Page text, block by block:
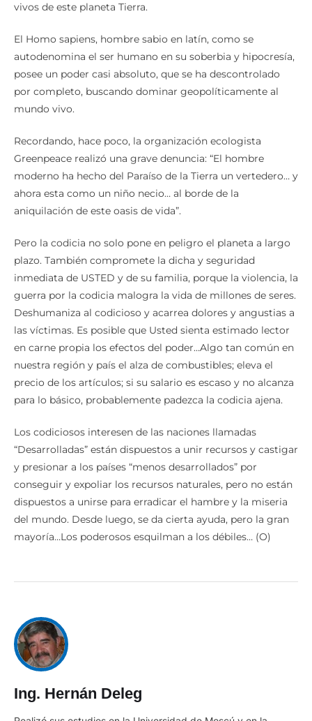
vivos de este planeta Tierra.
El Homo sapiens, hombre sabio en latín, como se
autodenomina el ser humano en su soberbia y hipocresía,
posee un poder casi absoluto, que se ha descontrolado
por completo, buscando dominar geopolíticamente al
mundo vivo.
Recordando, hace poco, la organización ecologista
Greenpeace realizó una grave denuncia: “El hombre
moderno ha hecho del Paraíso de la Tierra un vertedero… y
ahora esta como un niño necio… al borde de la
aniquilación de este oasis de vida”.
Pero la codicia no solo pone en peligro el planeta a largo
plazo. También compromete la dicha y seguridad
inmediata de USTED y de su familia, porque la violencia, la
guerra por la codicia malogra la vida de millones de seres.
Deshumaniza al codicioso y acarrea dolores y angustias a
las víctimas. Es posible que Usted sienta estimado lector
en carne propia los efectos del poder…Algo tan común en
nuestra región y país el alza de combustibles; eleva el
precio de los artículos; si su salario es escaso y no alcanza
para lo básico, probablemente padezca la codicia ajena.
Los codiciosos interesen de las naciones llamadas
“Desarrolladas” están dispuestos a unir recursos y castigar
y presionar a los países “menos desarrollados” por
conseguir y expoliar los recursos naturales, pero no están
dispuestos a unirse para erradicar el hambre y la miseria
del mundo. Desde luego, se da cierta ayuda, pero la gran
mayoría…Los poderosos esquilman a los débiles… (O)
Ing. Hernán Deleg